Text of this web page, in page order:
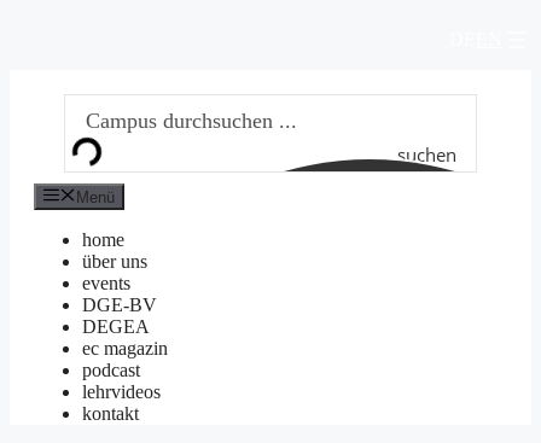
suchen
Menü
home
über uns
events
DGE-BV
DEGEA
ec magazin
podcast
lehrvideos
kontakt